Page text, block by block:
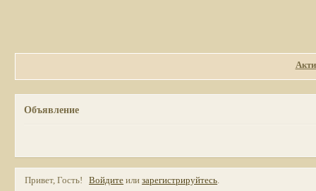
Объявление
Привет, Гость! Войдите илизарегистрируйтесь.